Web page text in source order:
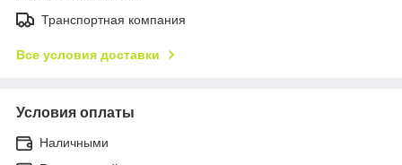
Транспортная компания
Все условия доставки
Условия оплаты
Наличными